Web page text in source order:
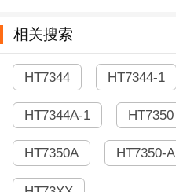
相关搜索
HT7344 HT7344-1
HT7344A-1 HT7350
HT7350A HT7350-A